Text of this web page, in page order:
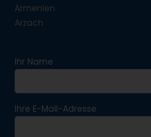
Armenien
Arzach
Ihr Name
Ihre E-Mail-Adresse